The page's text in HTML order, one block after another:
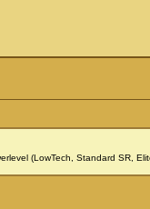
(LowTech, Standard SR,